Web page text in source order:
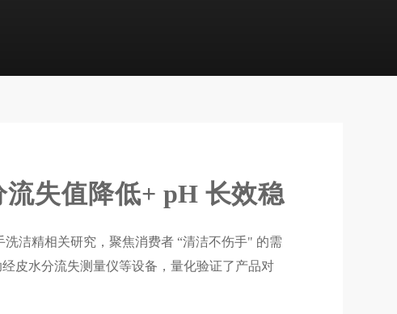
流失值降低+ pH 长效稳
洁精相关研究，聚焦消费者 “清洁不伤手" 的需
皮水分流失测量仪等设备，量化验证了产品对